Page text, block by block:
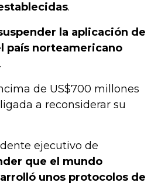
.
la aplicación de
país norteamericano
.
de US$700 millones
a reconsiderar su
ejecutivo de
que el mundo
unos protocolos de